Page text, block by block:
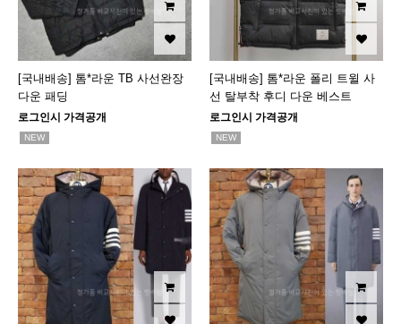
[국내배송] 톰*라운 TB 사선완장
다운 패딩
로그인시 가격공개
NEW
[국내배송] 톰*라운 폴리 트윌 사
선 탈부착 후디 다운 베스트
로그인시 가격공개
NEW